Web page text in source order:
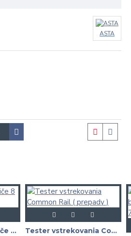
ASTA
Sada kľúčov na žhaviče 8 mm / 10 mm / 12 mm
Tester vstrekovania Common Rail ( prepady )